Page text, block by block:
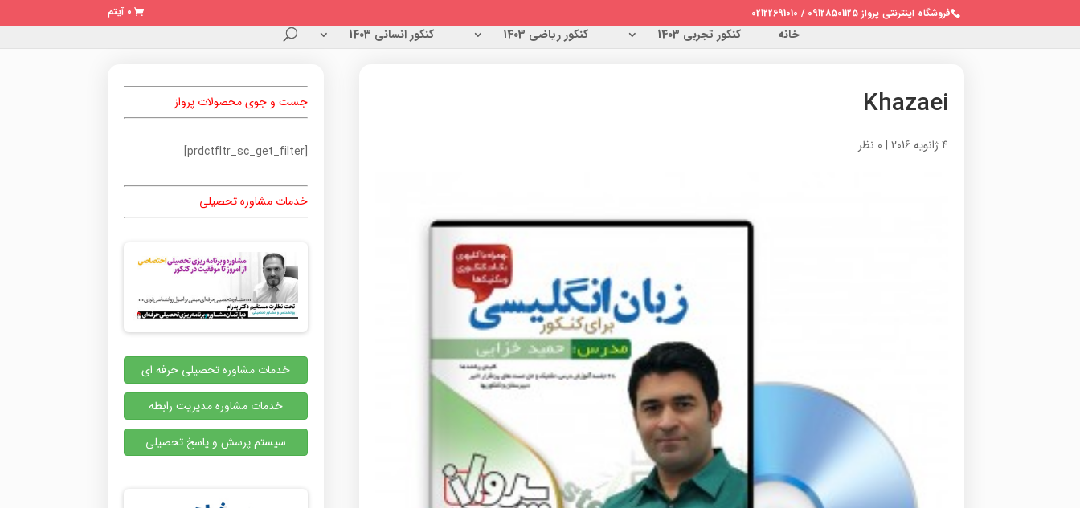
فروشگاه اینترنتی پرواز 09128501125 / 02122691010 0 آیتم
خانه کنکور تجربی 1403 کنکور ریاضی 1403 کنکور انسانی 1403
Khazaei
4 ژانویه 2016 | 0 نظر
جست و جوی محصولات پرواز
[prdctfltr_sc_get_filter]
خدمات مشاوره تحصیلی
خدمات مشاوره تحصیلی حرفه ای
خدمات مشاوره مدیریت رابطه
سیستم پرسش و پاسخ تحصیلی